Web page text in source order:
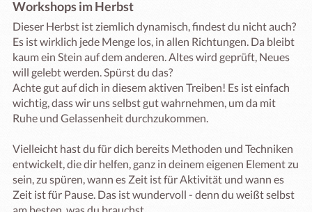
Workshops im Herbst
Dieser Herbst ist ziemlich dynamisch, findest du nicht auch?
Es ist wirklich jede Menge los, in allen Richtungen. Da bleibt
kaum ein Stein auf dem anderen. Altes wird geprüft, Neues
will gelebt werden. Spürst du das?
Achte gut auf dich in diesem aktiven Treiben! Es ist einfach
wichtig, dass wir uns selbst gut wahrnehmen, um da mit
Ruhe und Gelassenheit durchzukommen.
Vielleicht hast du für dich bereits Methoden und Techniken
entwickelt, die dir helfen, ganz in deinem eigenen Element zu
sein, zu spüren, wann es Zeit ist für Aktivität und wann es
Zeit ist für Pause. Das ist wundervoll - denn du weißt selbst